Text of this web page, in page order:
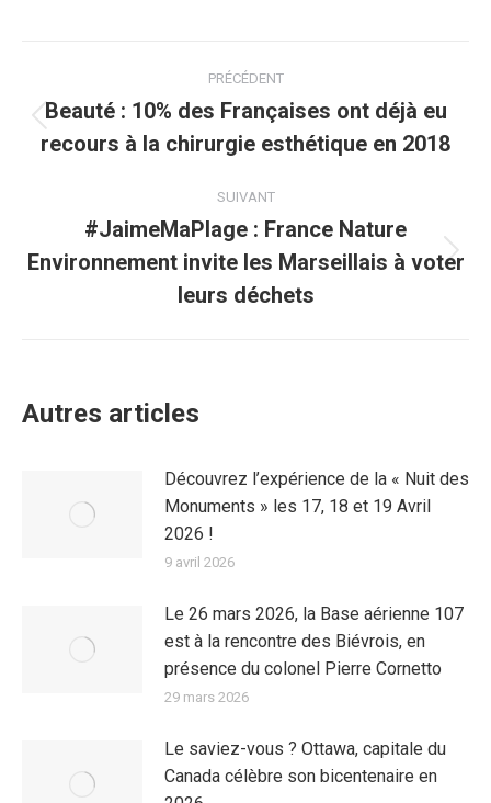
article
PRÉCÉDENT
Article
précédent
Beauté : 10% des Françaises ont déjà eu
recours à la chirurgie esthétique en 2018
SUIVANT
Article
suivant
#JaimeMaPlage : France Nature
Environnement invite les Marseillais à voter
leurs déchets
Autres articles
Découvrez l’expérience de la « Nuit des
Monuments » les 17, 18 et 19 Avril
2026 !
9 avril 2026
Le 26 mars 2026, la Base aérienne 107
est à la rencontre des Biévrois, en
présence du colonel Pierre Cornetto
29 mars 2026
Le saviez-vous ? Ottawa, capitale du
Canada célèbre son bicentenaire en